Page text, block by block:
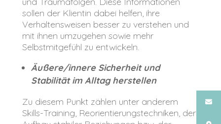
sollen der Klientin dabei helfen, ihre
Verhaltensweisen besser zu verstehen und
mit ihnen umzugehen sowie mehr
Selbstmitgefühl zu entwickeln.
Äußere/innere Sicherheit und
Stabilität im Alltag herstellen
Zu diesem Punkt zählen unter anderem
Skills-Training, Reorientierungstechniken, der